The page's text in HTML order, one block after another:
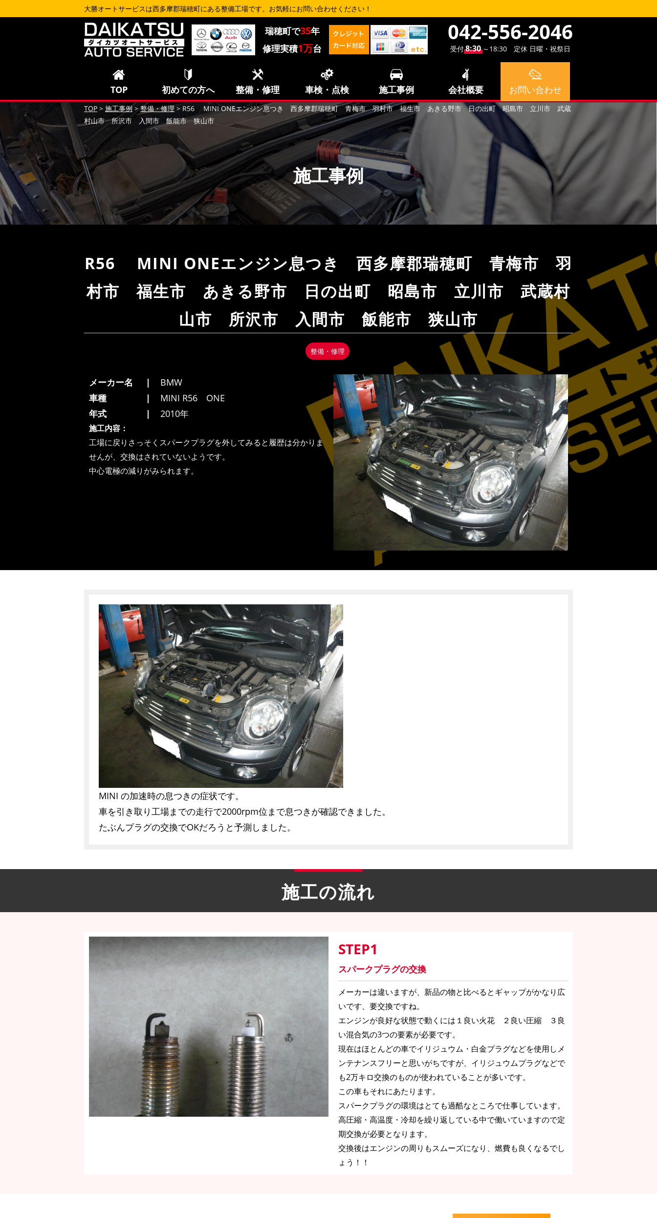
大勝オートサービスは西多摩郡瑞穂町にある整備工場です。お気軽にお問い合わせください！
瑞穂町で35年
修理実積1万台
042-556-2046
受付8:30 ～18:30 定休 日曜・祝祭日
TOP 初めての方へ 整備・修理 車検・点検 施工事例 会社概要 お問い合わせ
TOP > 施工事例>整備・修理 > R56 MINI ONEエンジン息つき 西多摩郡瑞穂町 青梅市 羽村市 福生市 あきる野市 日の出町 昭島市 立川市 武蔵
村山市 所沢市 入間市 飯能市 狭山市
施工事例
R56 MINI ONEエンジン息つき 西多摩郡瑞穂町 青梅市 羽
村市 福生市 あきる野市 日の出町 昭島市 立川市 武蔵村
山市 所沢市 入間市 飯能市 狭山市
整備・修理
メーカー名
BMW
車種
MINI R56 ONE
年式
2010年
施工内容：
工場に戻りさっそくスパークプラグを外してみると履歴は分かりま
せんが、交換はされていないようです。
中心電極の減りがみられます。
MINI の加速時の息つきの症状です。
車を引き取り工場までの走行で2000rpm位まで息つきが確認できました。
たぶんプラグの交換でOKだろうと予測しました。
施工の流れ
STEP1
スパークプラグの交換
メーカーは違いますが、新品の物と比べるとギャップがかなり広
いです、要交換ですね。
エンジンが良好な状態で動くには１良い火花 ２良い圧縮 ３良
い混合気の3つの要素が必要です。
現在はほとんどの車でイリジュウム・白金プラグなどを使用しメ
ンテナンスフリーと思いがちですが、イリジュウムプラグなどで
も2万キロ交換のものが使われていることが多いです。
この車もそれにあたります。
スパークプラグの環境はとても過酷なところで仕事しています。
高圧縮・高温度・冷却を繰り返している中で働いていますので定
期交換が必要となります。
交換後はエンジンの周りもスムーズになり、燃費も良くなるでし
ょう！！